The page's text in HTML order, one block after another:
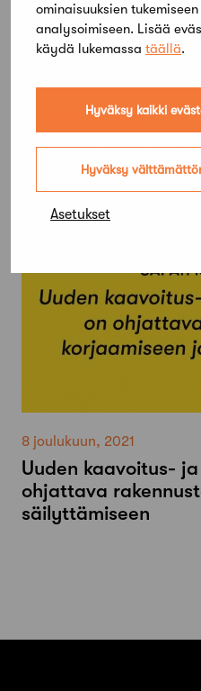
ominaisuuksien
analysoimiseen. Lisää
käydä lukemassa täällä.
Hyväksy kaikki
Hyväksy
Asetukset
22 joulukuun, 2021
Puheenvuoro:
rakennuslain
8 joulukuun, 2021
Uuden kaavoitus-
ohjattava
säilyttämiseen